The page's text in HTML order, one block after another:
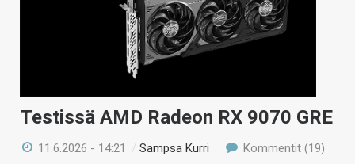
Testissä AMD Radeon RX 9070 GRE
11.6.2026 - 14:21 /Sampsa Kurri Kommentit (19)